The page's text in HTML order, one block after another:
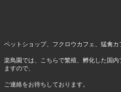
ペットショップ、フクロウカフェ、猛禽カ
楽鳥園では、こちらで繁殖、孵化した国
ますので、
ご連絡をお待ちしております。